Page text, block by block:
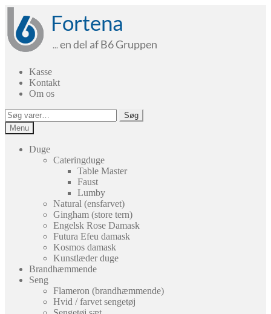
Spring
navigation
Spring
indhold
Kasse
Kontakt
Om os
Søg
efter:
Søg
Menu
Duge
Cateringduge
Table Master
Faust
Lumby
Natural (ensfarvet)
Gingham (store tern)
Engelsk Rose Damask
Futura Efeu damask
Kosmos damask
Kunstlæder duge
Brandhæmmende
Seng
Flameron (brandhæmmende)
Hvid / farvet sengetøj